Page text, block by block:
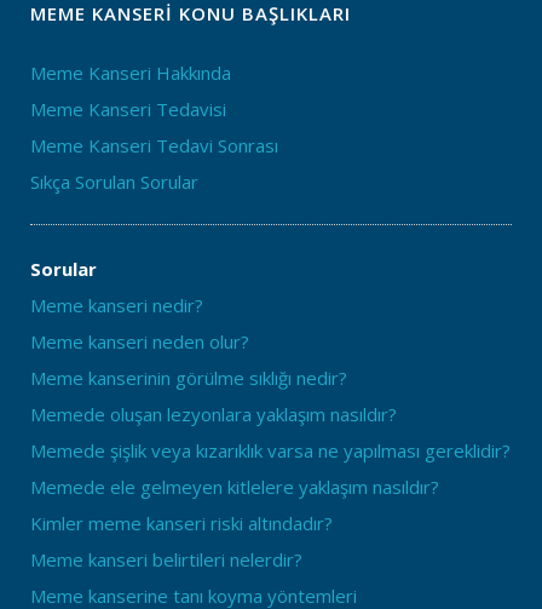
MEME KANSERI KONU BAŞLIKLARI
Meme Kanseri Hakkında
Meme Kanseri Tedavisi
Meme Kanseri Tedavi Sonrası
Sıkça Sorulan Sorular
Sorular
Meme kanseri nedir?
Meme kanseri neden olur?
Meme kanserinin görülme sıklığı nedir?
Memede oluşan lezyonlara yaklaşım nasıldır?
Memede şişlik veya kızarıklık varsa ne yapılması gereklidir?
Memede ele gelmeyen kitlelere yaklaşım nasıldır?
Kimler meme kanseri riski altındadır?
Meme kanseri belirtileri nelerdir?
Meme kanserine tanı koyma yöntemleri